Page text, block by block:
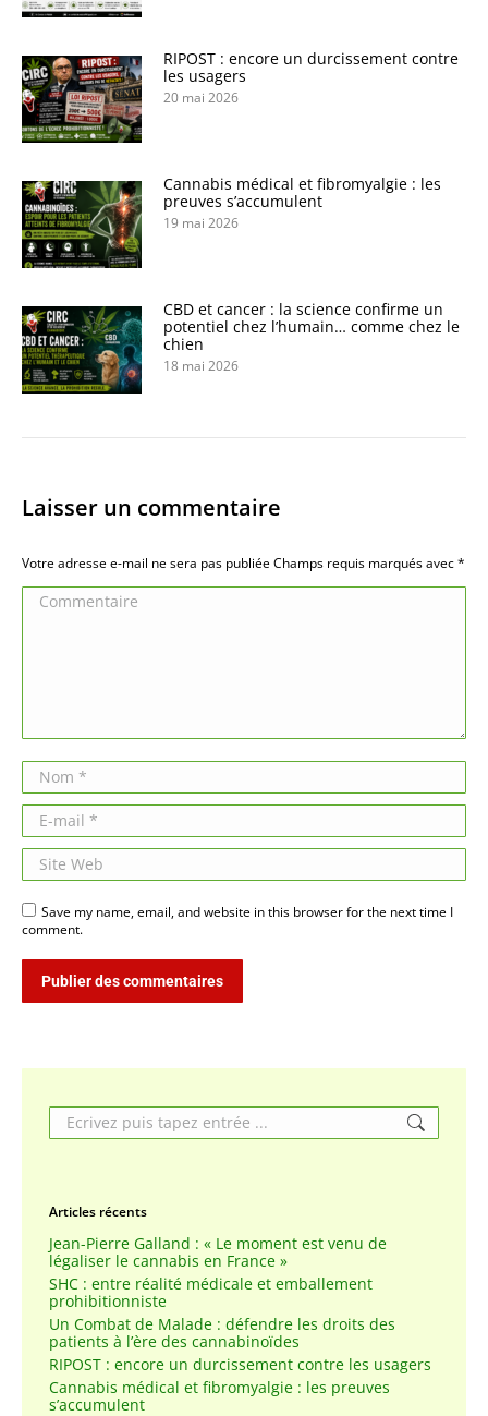
RIPOST : encore un durcissement contre
les usagers
20 mai 2026
Cannabis médical et fibromyalgie : les
preuves s’accumulent
19 mai 2026
CBD et cancer : la science confirme un
potentiel chez l’humain… comme chez le
chien
18 mai 2026
Laisser un commentaire
Votre adresse e-mail ne sera pas publiée Champs requis marqués avec*
Commentaire
Nom *
E-mail *
Site Web
Save my name, email, and website in this browser for the next time I
comment.
Publier des commentaires
Search:
Articles récents
Jean-Pierre Galland : « Le moment est venu de
légaliser le cannabis en France »
SHC : entre réalité médicale et emballement
prohibitionniste
Un Combat de Malade : défendre les droits des
patients à l’ère des cannabinoïdes
RIPOST : encore un durcissement contre les usagers
Cannabis médical et fibromyalgie : les preuves
s’accumulent